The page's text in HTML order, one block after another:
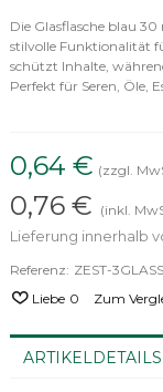
Die Glasflasche blau
stilvolle Funktionalität
schützt Inhalte,
Perfekt für Seren, Öle,
0,64 € (zzgl.
0,76 € (inkl.
Lieferung innerhalb
Referenz: ZEST-
Liebe 0 Zum
ARTIKELDETAILS